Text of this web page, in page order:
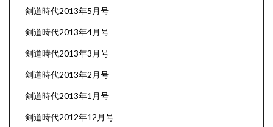
剣道時代2013年5月号
剣道時代2013年4月号
剣道時代2013年3月号
剣道時代2013年2月号
剣道時代2013年1月号
剣道時代2012年12月号